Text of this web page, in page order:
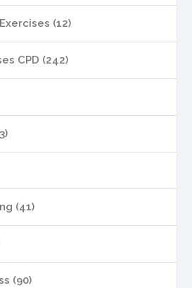
(12)
CPD (242)
(41)
(90)